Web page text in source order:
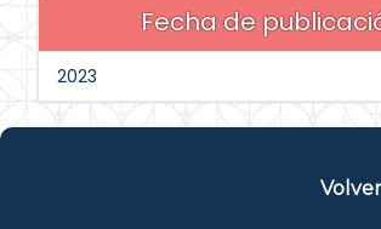
Fecha de
2023